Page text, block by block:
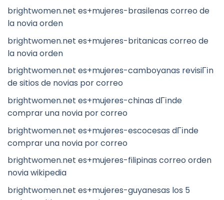
brightwomen.net es+mujeres-brasilenas correo de
la novia orden
brightwomen.net es+mujeres-britanicas correo de
la novia orden
brightwomen.net es+mujeres-camboyanas revisiГіn
de sitios de novias por correo
brightwomen.net es+mujeres-chinas dГіnde
comprar una novia por correo
brightwomen.net es+mujeres-escocesas dГіnde
comprar una novia por correo
brightwomen.net es+mujeres-filipinas correo orden
novia wikipedia
brightwomen.net es+mujeres-guyanesas los 5